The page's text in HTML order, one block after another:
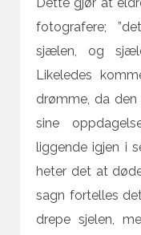
fotografere;
sjælen, og
Likeledes
drømme, da
sine
liggende igjen i
heter det at
sagn fortelles
drepe sjelen,